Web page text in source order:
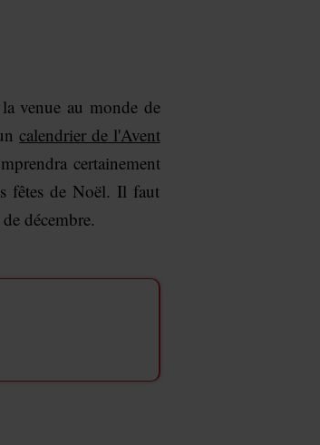
venue au monde de
calendrier de l'Avent
certainement
fêtes de Noël. Il faut
décembre.